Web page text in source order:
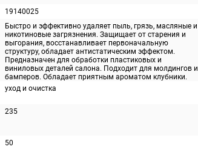
19140025
Быстро и эффективно удаляет пыль, грязь, масляные и
никотиновые загрязнения. Защищает от старения и
выгорания, восстанавливает первоначальную
структуру, обладает антистатическим эффектом.
Предназначен для обработки пластиковых и
виниловых деталей салона. Подходит для молдингов и
бамперов. Обладает приятным ароматом клубники.
уход и очистка
235
50